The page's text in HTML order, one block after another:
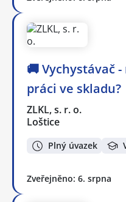
🚚 Vychystávač
práci ve skladu?
ZLKL, s. r. o.
Loštice
Plný úvazek
Zveřejněno: 6. srpna